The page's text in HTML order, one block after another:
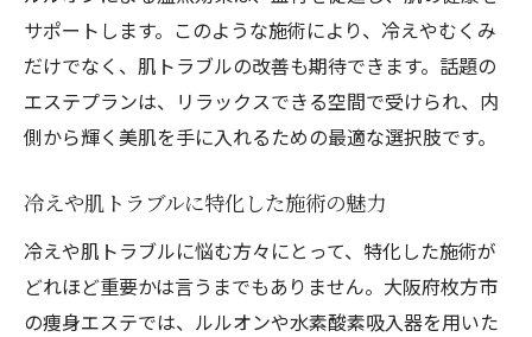
サポートします。このような施術により、冷えやむくみ
だけでなく、肌トラブルの改善も期待できます。話題の
エステプランは、リラックスできる空間で受けられ、内
側から輝く美肌を手に入れるための最適な選択肢です。
冷えや肌トラブルに特化した施術の魅力
冷えや肌トラブルに悩む方々にとって、特化した施術が
どれほど重要かは言うまでもありません。大阪府枚方市
の痩身エステでは、ルルオンや水素酸素吸入器を用いた